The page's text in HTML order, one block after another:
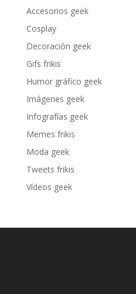
Accesorios geek
Cosplay
Decoración geek
Gifs frikis
Humor gráfico geek
Imágenes geek
Infografías geek
Memes frikis
Moda geek
Tweets frikis
Vídeos geek